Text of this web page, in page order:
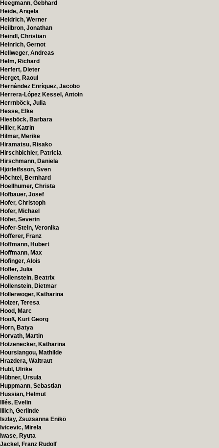
Heegmann, Gebhard
Heide, Angela
Heidrich, Werner
Heilbron, Jonathan
Heindl, Christian
Heinrich, Gernot
Hellweger, Andreas
Helm, Richard
Herfert, Dieter
Herget, Raoul
Hernández Enríquez, Jacobo
Herrera-López Kessel, Antoin
Herrnböck, Julia
Hesse, Elke
Hiesböck, Barbara
Hiller, Katrin
Hilmar, Merike
Hiramatsu, Risako
Hirschbichler, Patricia
Hirschmann, Daniela
Hjörleifsson, Sven
Höchtel, Bernhard
Hoellhumer, Christa
Hofbauer, Josef
Hofer, Christoph
Hofer, Michael
Höfer, Severin
Hofer-Stein, Veronika
Hofferer, Franz
Hoffmann, Hubert
Hoffmann, Max
Hofinger, Alois
Höfler, Julia
Hollenstein, Beatrix
Hollenstein, Dietmar
Hollerwöger, Katharina
Holzer, Teresa
Hood, Marc
Hooß, Kurt Georg
Horn, Batya
Horvath, Martin
Hötzenecker, Katharina
Hoursiangou, Mathilde
Hrazdera, Waltraut
Hübl, Ulrike
Hübner, Ursula
Huppmann, Sebastian
Hussian, Helmut
Illés, Evelin
Illich, Gerlinde
Iszlay, Zsuzsanna Enikö
Ivicevic, Mirela
Iwase, Ryuta
Jackel, Franz Rudolf